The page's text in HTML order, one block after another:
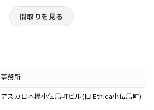
間取りを見る
事務所
アスカ日本橋小伝馬町ビル(旧:Ethica小伝馬町)